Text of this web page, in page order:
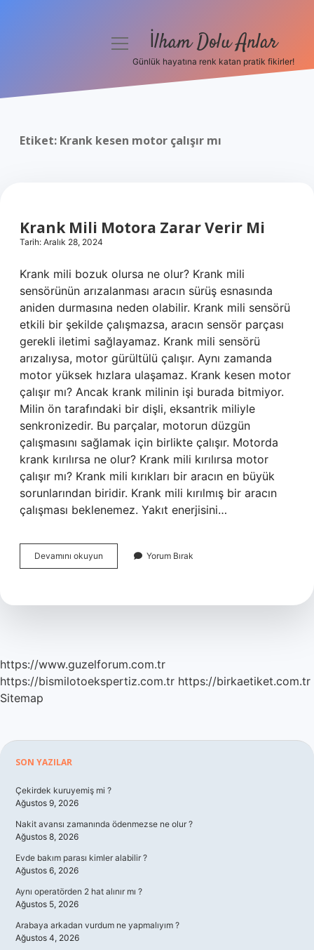
menüyü İlham Dolu Anlar
Günlük hayatına renk katan pratik fikirler!
Etiket: Krank kesen motor çalışır mı
Krank Mili Motora Zarar Verir Mi
Tarih: Aralık 28, 2024
Krank mili bozuk olursa ne olur? Krank mili
sensörünün arızalanması aracın sürüş esnasında
aniden durmasına neden olabilir. Krank mili sensörü
etkili bir şekilde çalışmazsa, aracın sensör parçası
gerekli iletimi sağlayamaz. Krank mili sensörü
arızalıysa, motor gürültülü çalışır. Aynı zamanda
motor yüksek hızlara ulaşamaz. Krank kesen motor
çalışır mı? Ancak krank milinin işi burada bitmiyor.
Milin ön tarafındaki bir dişli, eksantrik miliyle
senkronizedir. Bu parçalar, motorun düzgün
çalışmasını sağlamak için birlikte çalışır. Motorda
krank kırılırsa ne olur? Krank mili kırılırsa motor
çalışır mı? Krank mili kırıkları bir aracın en büyük
sorunlarından biridir. Krank mili kırılmış bir aracın
çalışması beklenemez. Yakıt enerjisini…
Devamını okuyun
Mili
Verir
Yorum Bırak
https://www.guzelforum.com.tr
https://bismilotoekspertiz.com.tr https://birkaetiket.com.tr
Sitemap
Sidebar
SON YAZILAR
Çekirdek kuruyemiş mi ?
Ağustos 9, 2026
Nakit avansı zamanında ödenmezse ne olur ?
Ağustos 8, 2026
Evde bakım parası kimler alabilir ?
Ağustos 6, 2026
Aynı operatörden 2 hat alınır mı ?
Ağustos 5, 2026
Arabaya arkadan vurdum ne yapmalıyım ?
Ağustos 4, 2026